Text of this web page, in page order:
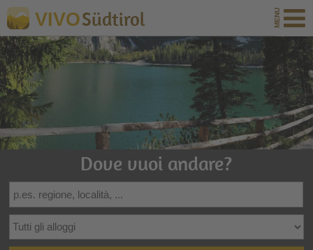
VIVOSüdtirol
Dove vuoi andare?